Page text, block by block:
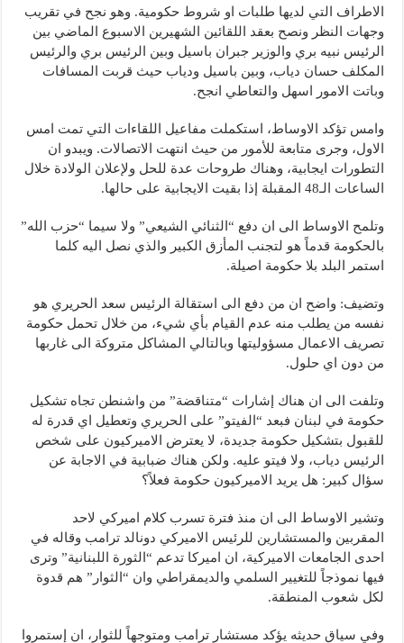
الاطراف التي لديها طلبات او شروط حكومية. وهو نجح في تقريب
وجهات النظر ونصح بعقد اللقائين الشهيرين الاسبوع الماضي بين
الرئيس نبيه بري والوزير جبران باسيل وبين الرئيس بري والرئيس
المكلف حسان دياب، وبين باسيل ودياب حيث قربت المسافات
وباتت الامور اسهل والتعاطي انجح.
وامس تؤكد الاوساط، استكملت مفاعيل اللقاءات التي تمت امس
الاول، وجرى متابعة للأمور من حيث انتهت الاتصالات. ويبدو ان
التطورات ايجابية، وهناك طروحات عدة للحل ولإعلان الولادة خلال
الساعات الـ48 المقبلة إذا بقيت الايجابية على حالها.
وتلمح الاوساط الى ان دفع “الثنائي الشيعي” ولا سيما “حزب الله”
بالحكومة قدماً هو لتجنب المأزق الكبير والذي نصل اليه كلما
استمر البلد بلا حكومة اصيلة.
وتضيف: واضح ان من دفع الى استقالة الرئيس سعد الحريري هو
نفسه من يطلب منه عدم القيام بأي شيء، من خلال تحمل حكومة
تصريف الاعمال مسؤوليتها وبالتالي المشاكل متروكة الى غاربها
من دون اي حلول.
وتلفت الى ان هناك إشارات “متناقضة” من واشنطن تجاه تشكيل
حكومة في لبنان فبعد “الفيتو” على الحريري وتعطيل اي قدرة له
للقبول بتشكيل حكومة جديدة، لا يعترض الاميركيون على شخص
الرئيس دياب، ولا فيتو عليه. ولكن هناك ضبابية في الاجابة عن
سؤال كبير: هل يريد الاميركيون حكومة فعلاً؟
وتشير الاوساط الى ان منذ فترة تسرب كلام اميركي لاحد
المقربين والمستشارين للرئيس الاميركي دونالد ترامب وقاله في
احدى الجامعات الاميركية، ان اميركا تدعم “الثورة اللبنانية” وترى
فيها نموذجاً للتغيير السلمي والديمقراطي وان “الثوار” هم قدوة
لكل شعوب المنطقة.
وفي سياق حديثه يؤكد مستشار ترامب ومتوجهاً للثوار، ان إستمروا